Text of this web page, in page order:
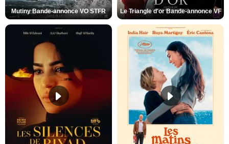
Mutiny Bande-annonce VO STFR Le Triangle d'or Bande-annonce VF